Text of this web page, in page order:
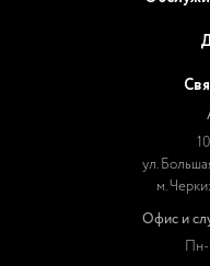
ул.
м.
Офис и